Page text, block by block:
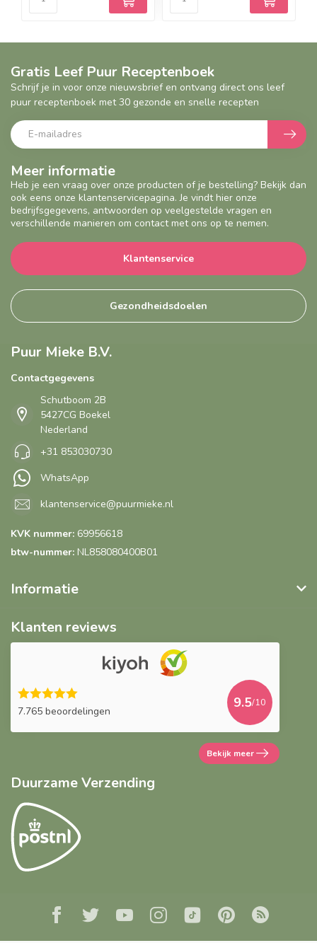
Meer informatie
Heb je een vraag over onze producten of je bestelling? Bekijk dan
ook eens onze klantenservicepagina. Je vindt hier onze
bedrijfsgegevens, antwoorden op veelgestelde vragen en
verschillende manieren om contact met ons op te nemen.
Klantenservice
Gezondheidsdoelen
Gratis Leef Puur Receptenboek
Schrijf je in voor onze nieuwsbrief en ontvang direct ons leef
puur receptenboek met 30 gezonde en snelle recepten
Puur Mieke B.V.
Contactgegevens
Schutboom 2B
5427CG Boekel
Nederland
+31 853030730
WhatsApp
klantenservice@puurmieke.nl
KVK nummer: 69956618
btw-nummer: NL858080400B01
Informatie
Klanten reviews
7.765 beoordelingen
9.5/10
Bekijk meer
Duurzame Verzending